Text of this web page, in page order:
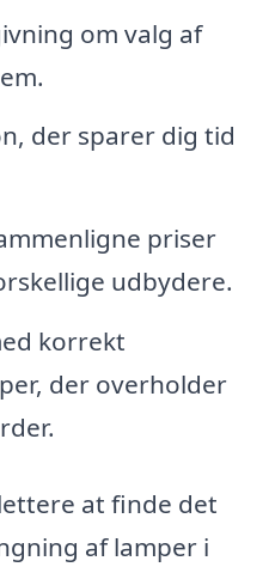
om valg af
der sparer dig tid
priser
udbydere.
korrekt
der overholder
at finde det
af lamper i